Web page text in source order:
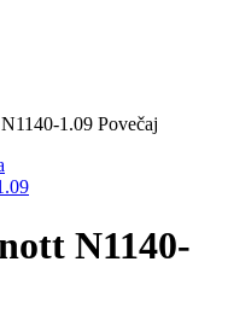
Povečaj
N1140-